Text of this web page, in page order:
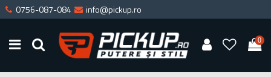
0756-087-084 info@pickup.ro
0